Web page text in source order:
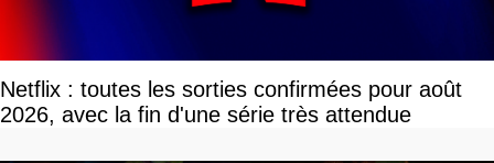
Netflix : toutes les sorties confirmées pour août
2026, avec la fin d'une série très attendue